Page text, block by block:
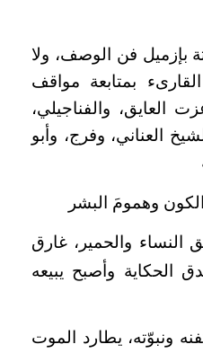
بإزميل فن الوصف، ولا
بمتابعة مواقف
والفناجيلي،
العناني، وفرج، وأبو
وهمومَ البشر
النساء والحمير، غارق
وأصبح يبيعه
ونبوّته، يطارد الموت